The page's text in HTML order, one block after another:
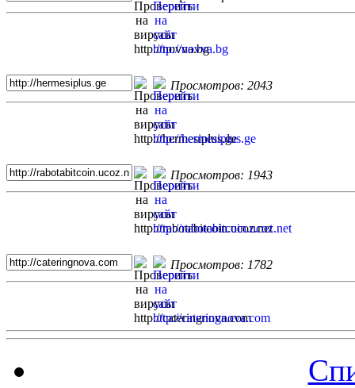
Просмотров: 2043
Просмотров: 1943
Просмотров: 1782